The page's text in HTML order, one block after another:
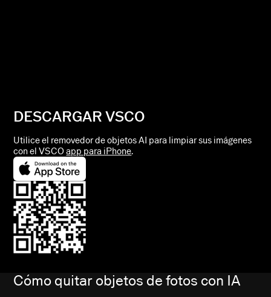
DESCARGAR VSCO
Utilice el removedor de objetos AI para limpiar sus imágenes
con el VSCOapp para iPhone.
Cómo quitar objetos de fotos con IA